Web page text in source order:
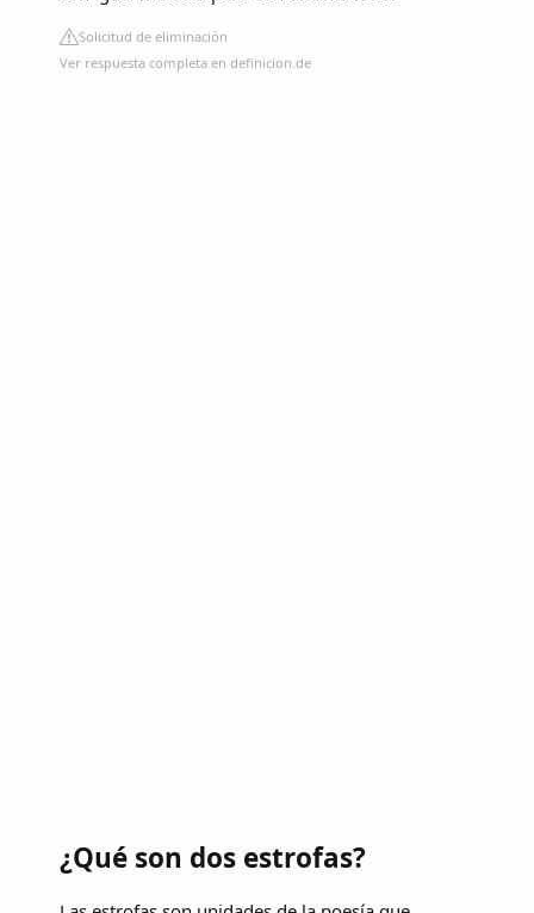
Solicitud de eliminación
Ver respuesta completa en definicion.de
¿Qué son dos estrofas?